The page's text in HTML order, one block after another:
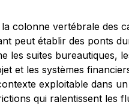
colonne vertébrale des
peut établir des ponts
les suites bureautiques,
et les systèmes
exploitable dans
qui ralentissent les